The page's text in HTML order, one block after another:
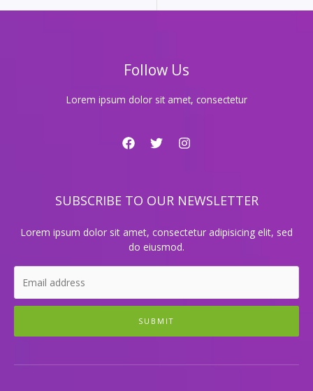
도
Follow Us
Lorem ipsum dolor sit amet, consectetur
SUBSCRIBE TO OUR NEWSLETTER
Lorem ipsum dolor sit amet, consectetur adipisicing elit, sed
do eiusmod.
SUBMIT